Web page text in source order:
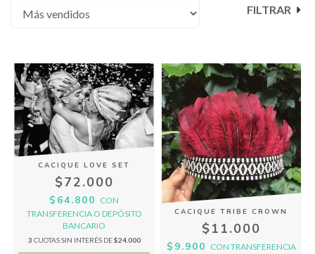
FILTRAR
CACIQUE LOVE SET
$72.000
$64.800 CON
TRANSFERENCIA O DEPÓSITO
BANCARIO
3 CUOTAS SIN INTERÉS DE$24.000
CACIQUE TRIBE CROWN
$11.000
$9.900 CON TRANSFERENCIA